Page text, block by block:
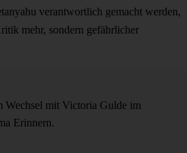
verantwortlich gemacht werden,
mehr, sondern gefährlicher
Wechsel mit Victoria Gulde im
Erinnern.